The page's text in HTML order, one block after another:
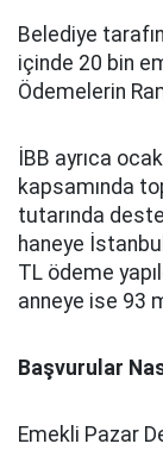
Belediye
içinde 20 bin
Ödemelerin
İBB ayrıca
kapsamında
tutarında
haneye
TL ödeme
anneye ise 93
Başvurular
Emekli Pazar